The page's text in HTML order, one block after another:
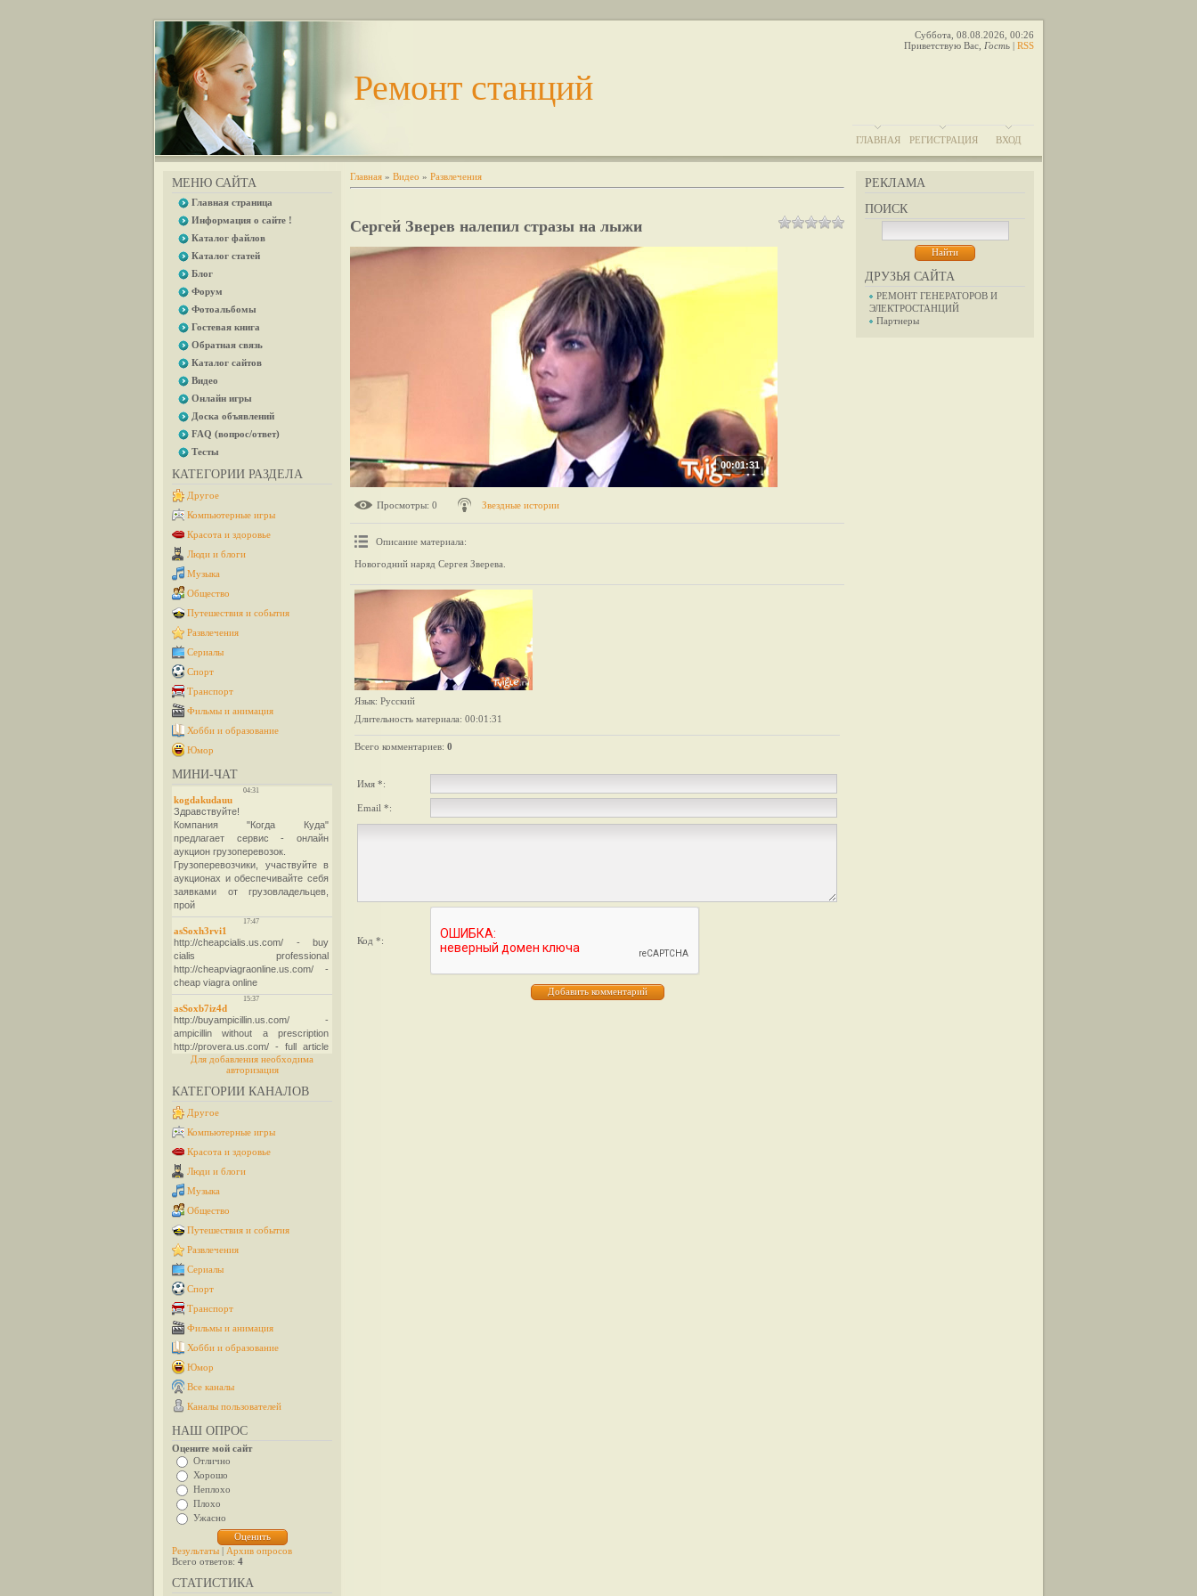
Ремонт станций
Суббота, 08.08.2026, 00:26
Приветствую Вас Гость | RSS
ГЛАВНАЯ РЕГИСТРАЦИЯ ВХОД
МЕНЮ САЙТА
Главная страница
Информация о сайте !
Каталог файлов
Каталог статей
Блог
Форум
Фотоальбомы
Гостевая книга
Обратная связь
Каталог сайтов
Видео
Онлайн игры
Доска объявлений
FAQ (вопрос/ответ)
Тесты
КАТЕГОРИИ РАЗДЕЛА
Другое
Компьютерные игры
Красота и здоровье
Люди и блоги
Музыка
Общество
Путешествия и события
Развлечения
Сериалы
Спорт
Транспорт
Фильмы и анимация
Хобби и образование
Юмор
МИНИ-ЧАТ
Для добавления необходима
авторизация
КАТЕГОРИИ КАНАЛОВ
Другое
Компьютерные игры
Красота и здоровье
Люди и блоги
Музыка
Общество
Путешествия и события
Развлечения
Сериалы
Спорт
Транспорт
Фильмы и анимация
Хобби и образование
Юмор
Все каналы
Каналы пользователей
НАШ ОПРОС
Оцените мой сайт
Отлично
Хорошо
Неплохо
Плохо
Ужасно
Результаты | Архив опросов
Всего ответов: 4
СТАТИСТИКА
РЕКЛАМА
ПОИСК
ДРУЗЬЯ САЙТА
РЕМОНТ ГЕНЕРАТОРОВ И
ЭЛЕКТРОСТАНЦИЙ
Партнеры
Главная » Видео » Развлечения
Сергей Зверев налепил стразы на лыжи
00:01:31
Просмотры: 0 Звездные истории
Описание материала:
Новогодний наряд Сергея Зверева.
Язык: Русский
Длительность материала: 00:01:31
Всего комментариев: 0
Имя *:
Email *:
Код *: